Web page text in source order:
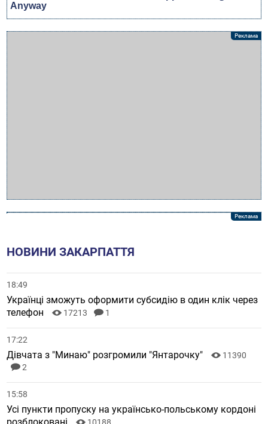
НОВИНИ ЗАКАРПАТТЯ
18:49
Українці зможуть оформити субсидію в один клік через
телефон
17213 1
17:22
Дівчата з "Минаю" розгромили "Янтарочку"
11390
2
15:58
Усі пункти пропуску на українсько-польському кордоні
10188